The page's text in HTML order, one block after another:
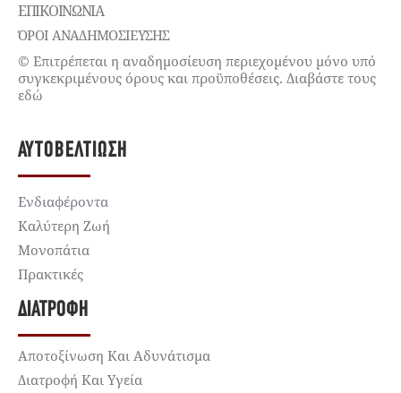
ΕΠΙΚΟΙΝΩΝΊΑ
ΌΡΟΙ ΑΝΑΔΗΜΟΣΙΕΥΣΗΣ
© Επιτρέπεται η αναδημοσίευση περιεχομένου μόνο υπό
συγκεκριμένους όρους και προϋποθέσεις. Διαβάστε τους
εδώ
ΑΥΤΟΒΕΛΤΊΩΣΗ
Ενδιαφέροντα
Καλύτερη Ζωή
Μονοπάτια
Πρακτικές
ΔΙΑΤΡΟΦΉ
Αποτοξίνωση Και Αδυνάτισμα
Διατροφή Και Υγεία